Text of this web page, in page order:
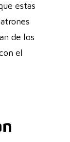
estas
de los
el